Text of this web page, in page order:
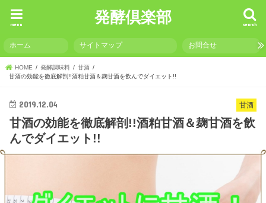
発酵倶楽部 search
menu
ホーム サイトマップ お問合せ
HOME 発酵調味料
甘酒
甘酒の効能を徹底解剖!!酒粕甘酒＆麹甘酒を飲んでダイエット!!
甘酒
2019.12.04
甘酒の効能を徹底解剖!!酒粕甘酒＆麹甘酒を飲
んでダイエット!!